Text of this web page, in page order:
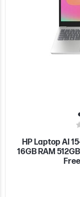
HP Laptop AI
16GB RAM